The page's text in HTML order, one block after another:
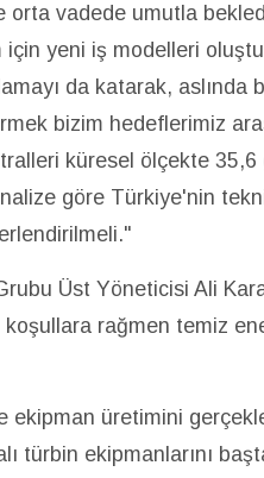
orta vadede umutla
yeni iş modelleri
da katarak, aslında
bizim hedeflerimiz
küresel ölçekte
göre Türkiye'nin
Üst Yöneticisi Ali
rağmen temiz
ekipman üretimini
türbin ekipmanlarını